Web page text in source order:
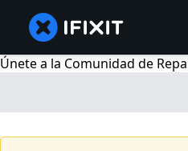
Únete a la Comunidad de